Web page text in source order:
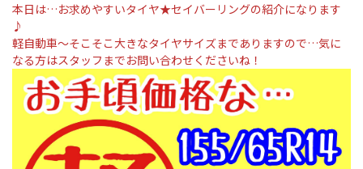
本日は…お求めやすいタイヤ★セイバーリングの紹介になります
♪
軽自動車〜そこそこ大きなタイヤサイズまでありますので…気に
なる方はスタッフまでお問い合わせくださいね！